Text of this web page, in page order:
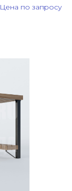
Цена по запросу